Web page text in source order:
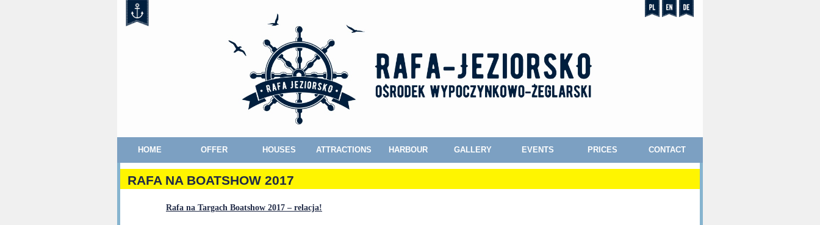
HOME OFFER HOUSES ATTRACTIONS HARBOUR GALLERY EVENTS PRICES CONTACT
RAFA NA BOATSHOW 2017
Rafa na Targach Boatshow 2017 – relacja!